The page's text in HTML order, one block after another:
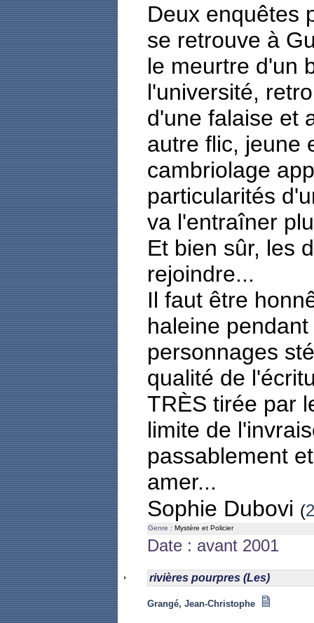
Deux enquêtes
se retrouve à
le meurtre d'un
l'université,
d'une falaise et
autre flic, jeune
cambriolage
particularités
va l'entraîner
Et bien sûr, les
rejoindre...
Il faut être
haleine
personnages
qualité de
TRÈS tirée par
limite de
passablement
amer...
Sophie Dubovi (
Genre : Mystère et Policier
Date : avant 2001
rivières pourpres (Les)
Grangé, Jean-Christophe